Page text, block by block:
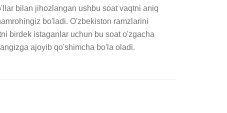
bilan jihozlangan ushbu soat vaqtni aniq
bo'ladi. O'zbekiston ramzlarini
birdek istaganlar uchun bu soat o'zgacha
ajoyib qo'shimcha bo'la oladi.